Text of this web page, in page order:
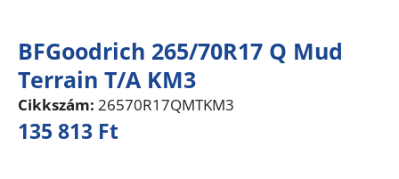
BFGoodrich 265/70R17 Q Mud
Terrain T/A KM3
Cikkszám: 26570R17QMTKM3
135 813 Ft